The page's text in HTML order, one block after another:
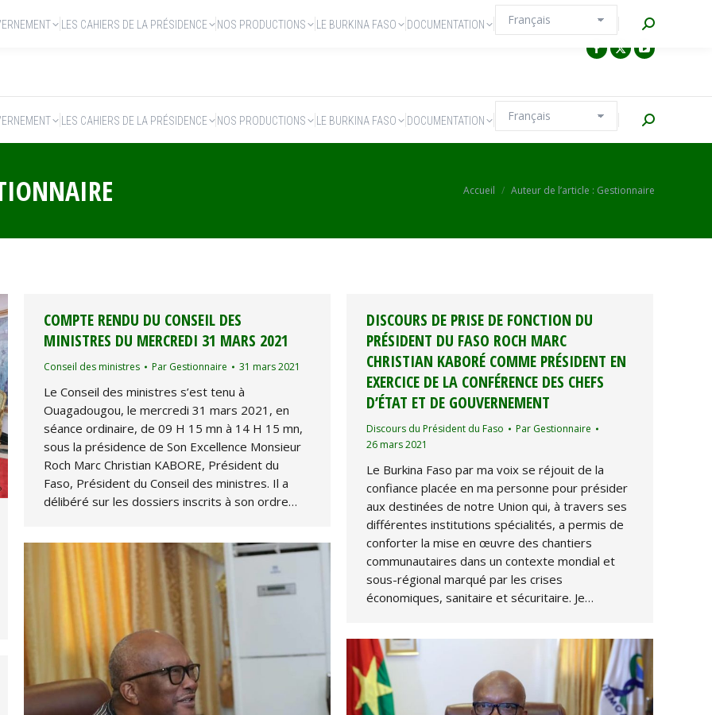
LES CAHIERS DE LA PRÉSIDENCE NOS PRODUCTIONS LE BURKINA FASO DOCUMENTATION Recherche
Vous êtes ici :
Accueil Auteur de l’article : Gestionnaire
COMPTE RENDU DU CONSEIL DES
MINISTRES DU MERCREDI 31 MARS 2021
Conseil des ministres Par Gestionnaire 31 mars 2021
Le Conseil des ministres s’est tenu à
Ouagadougou, le mercredi 31 mars 2021, en
séance ordinaire, de 09 H 15 mn à 14 H 15 mn,
sous la présidence de Son Excellence Monsieur
Roch Marc Christian KABORE, Président du
Faso, Président du Conseil des ministres. Il a
délibéré sur les dossiers inscrits à son ordre…
DISCOURS DE PRISE DE FONCTION DU
PRÉSIDENT DU FASO ROCH MARC
CHRISTIAN KABORÉ COMME PRÉSIDENT EN
EXERCICE DE LA CONFÉRENCE DES CHEFS
D’ÉTAT ET DE GOUVERNEMENT
Discours du Président du Faso Par Gestionnaire
26 mars 2021
Le Burkina Faso par ma voix se réjouit de la
confiance placée en ma personne pour présider
aux destinées de notre Union qui, à travers ses
différentes institutions spécialités, a permis de
conforter la mise en œuvre des chantiers
communautaires dans un contexte mondial et
sous-régional marqué par les crises
économiques, sanitaire et sécuritaire. Je…
LES CAHIERS DE LA PRÉSIDENCE NOS PRODUCTIONS LE BURKINA FASO DOCUMENTATION Recherche